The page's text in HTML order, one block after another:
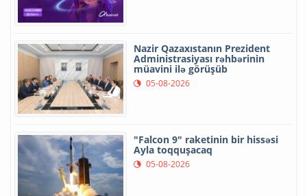
Nazir Qazaxıstanın Prezident
Administrasiyası rəhbərinin
müavini ilə görüşüb
05-08-2026
"Falcon 9" raketinin bir hissəsi
Ayla toqquşacaq
05-08-2026